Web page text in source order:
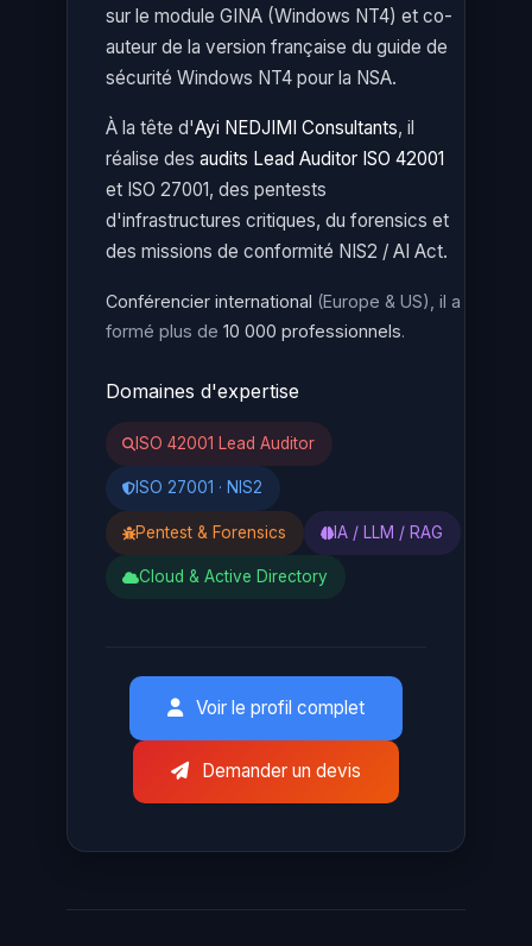
sur le module GINA (Windows NT4) et co-
auteur de la version française du guide de
sécurité Windows NT4 pour la NSA.
À la tête d'Ayi NEDJIMI Consultants, il
réalise des audits Lead Auditor ISO 42001
et ISO 27001, des pentests
d'infrastructures critiques, du forensics et
des missions de conformité NIS2 / AI Act.
Conférencier international (Europe & US), il a
formé plus de 10 000 professionnels.
Domaines d'expertise
ISO 42001 Lead Auditor
ISO 27001 · NIS2
Pentest & Forensics IA / LLM / RAG
Cloud & Active Directory
Voir le profil complet
Demander un devis